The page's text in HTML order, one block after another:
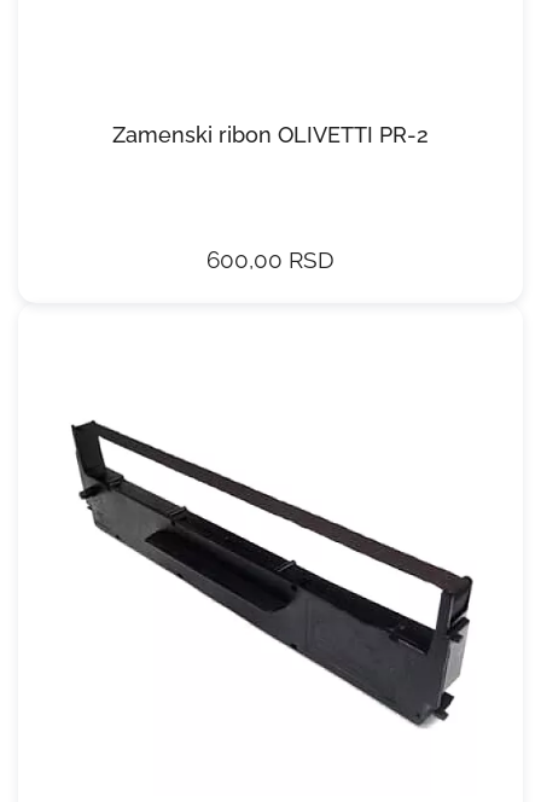
Zamenski ribon OLIVETTI PR-2
600,00 RSD